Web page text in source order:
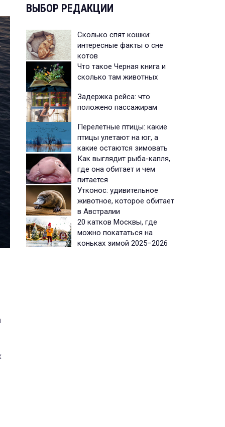
ВЫБОР РЕДАКЦИИ
Сколько спят кошки:
интересные факты о сне
котов
Что такое Черная книга и
сколько там животных
Задержка рейса: что
положено пассажирам
Перелетные птицы: какие
птицы улетают на юг, а
какие остаются зимовать
Как выглядит рыба-капля,
где она обитает и чем
питается
Утконос: удивительное
животное, которое обитает
в Австралии
20 катков Москвы, где
можно покататься на
коньках зимой 2025–2026